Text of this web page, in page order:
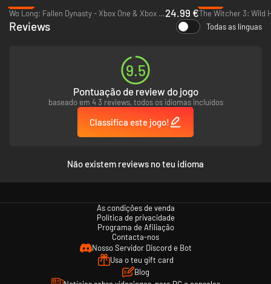
Por milagre, tu sobrevives ao naufrágio e ficas preso na ilha volcânica
sozinho. Encontras-te no meio de rebelião, tirania e rituais místicos.
Cabe-te a ti decidir para que lado o pêndulo do destino vai oscilar.
Wo Long: Fallen Dynasty - Xbox One & Xbox Series X|S24.99 €
Reviews Todas as línguas
9.5
Pontuação de review do jogo
baseado em 4 3 reviews, todos os idiomas incluídos
Classifica este jogo!
Não existem reviews no teu idioma
As condições de venda
Política de privacidade
Programa de Afiliação
Contacta-nos
Nosso Servidor Discord e Bot
Usa o teu gift card
Blog